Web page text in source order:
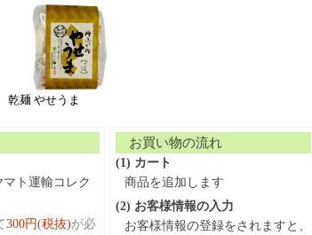
乾麺 やせうま
マト運輸コレク
300円(税抜)が必
お買い物の流れ
(1) カート
商品を追加します
(2) お客様情報の入力
お客様情報の登録をされますと、